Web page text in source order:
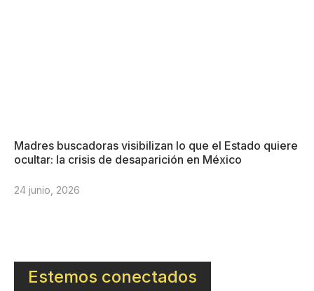
Madres buscadoras visibilizan lo que el Estado quiere
ocultar: la crisis de desaparición en México
24 junio, 2026
Estemos conectados